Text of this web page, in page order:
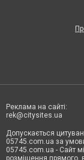
Реклама на сайті:
rek@citysites.ua
Допускається
05745.com.ua за
05745.com.ua - Сайт
розміщення прямого,